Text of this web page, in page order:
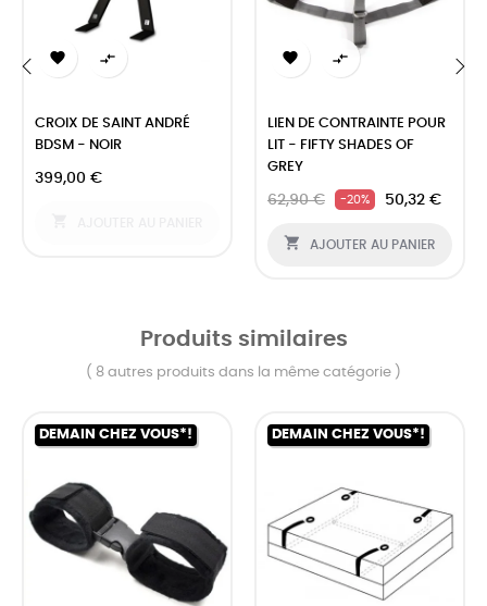
 
CROIX DE SAINT ANDRÉ
BDSM - NOIR
399,00 €
 
LIEN DE CONTRAINTE POUR
LIT - FIFTY SHADES OF
GREY
62,90 € -20% 50,32 €
 AJOUTER AU PANIER
Produits similaires
( 8 autres produits dans la même catégorie )
DEMAIN CHEZ VOUS*! DEMAIN CHEZ VOUS*!